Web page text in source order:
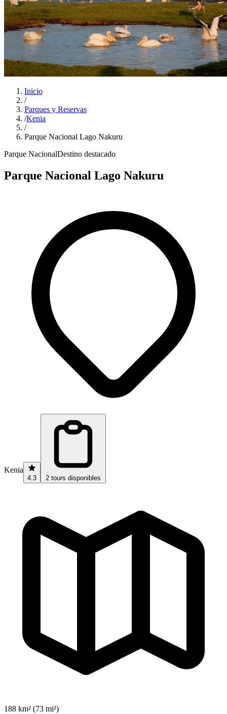
Inicio
/
Parques y Reservas
/Kenia
/
Parque Nacional Lago Nakuru
Parque NacionalDestino destacado
Parque Nacional Lago Nakuru
Kenia
4.3 2 tours disponibles
188 km² (73 mi²)